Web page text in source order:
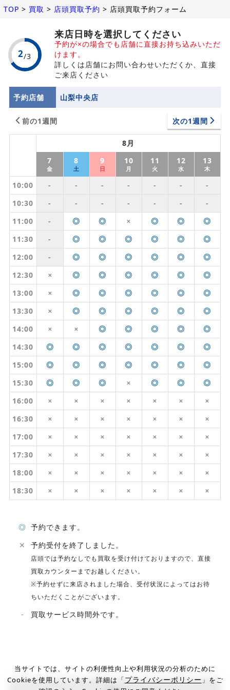
TOP > 買取 > 店頭買取予約 > 店頭買取予約フォーム
来店日時を選択してください
予約が×の場合でも店舗に直接お持ち込みいただ
けます。
詳しくは店舗にお問い合わせいただくか、直接
ご来店ください
予約店舗 山梨中央店
前の1週間 次の1週間
8月
7
金
8
土
9
日
10
月
11
火
12
水
13
木
10:00 - - - - - -
-
10:30
- - - - - -
-
11:00
- ◎ ◎ ✕ ◎ ◎
◎
11:30
- ◎ ◎ ◎ ◎ ◎
◎
12:00
- ◎ ◎ ◎ ◎ ◎
◎
12:30
✕ ◎ ◎ ◎ ◎ ◎
◎
13:00
✕ ◎ ◎ ◎ ◎ ◎
◎
13:30
✕ ◎ ◎ ◎ ◎ ◎
◎
14:00
✕ ✕ ◎ ◎ ◎ ◎
◎
14:30
◎ ◎ ◎ ◎ ◎ ◎
◎
15:00
◎ ◎ ◎ ◎ ◎ ◎
◎
15:30
◎ ◎ ◎ ✕ ◎ ◎
◎
16:00
✕ ✕ ✕ ✕ ✕ ✕ ✕
16:30 ✕ ✕ ✕ ✕ ✕ ✕ ✕
17:00 ✕ ✕ ✕ ✕ ✕ ✕ ✕
17:30 ✕ ✕ ✕ ✕ ✕ ✕ ✕
18:00 ✕ ✕ ✕ ✕ ✕ ✕ ✕
18:30 ✕ ✕ ✕ ✕ ✕ ✕ ✕
◎ 予約できます。
✕
予約受付を終了しました。
店頭では予約なしでも買取を受け付けておりますので、直接
買取カウンターまでお越しください。
※予約せずに来店されました場合、受付状況によってはお待
ちいただくことがございます。
- 買取サービス時間外です。
当サイトでは、サイトの利便性向上や利用状況の分析のために
Cookieを使用しています。詳細は「プライバシーポリシー 」をご